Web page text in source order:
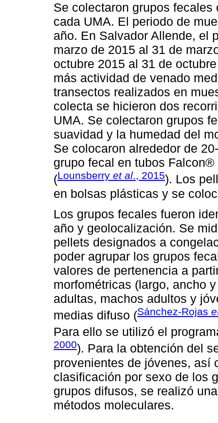
Se colectaron grupos
cada UMA. El periodo de
año. En Salvador Allende, el
marzo de 2015 al 31 de
octubre 2015 al 31 de
más actividad de venado
transectos realizados en
colecta se hicieron dos
UMA. Se colectaron grupos
suavidad y la humedad del
Se colocaron alrededor de
grupo fecal en tubos
(Lounsberry et al., 2015). Los
en bolsas plásticas y se
Los grupos fecales fueron
año y geolocalización. Se
pellets designados a
poder agrupar los grupos
valores de pertenencia a
morfométricas (largo, ancho
adultas, machos adultos y
medias difuso (Sánchez-Rojas
Para ello se utilizó el
2000). Para la obtención del
provenientes de jóvenes, así
clasificación por sexo de los
grupos difusos, se realizó
métodos moleculares.